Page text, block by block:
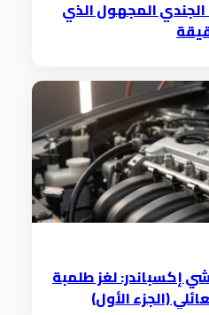
المجهول الذي
إكسباندر: لغز طلمبة
(الجزء الأول)